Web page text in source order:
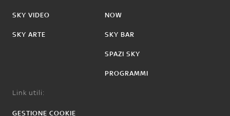
SKY VIDEO
SKY ARTE
NOW
SKY BAR
SPAZI SKY
PROGRAMMI
Link utili:
GESTIONE COOKIE